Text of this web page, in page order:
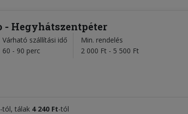
- Hegyhátszentpéter
Várható szállítási idő
60 - 90 perc
Min. rendelés
2 000 Ft - 5 500 Ft
-tól, tálak 4 240 Ft-tól